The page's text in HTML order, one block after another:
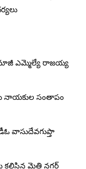
ఎమ్మెల్యే రాజయ్య
నాయకుల సంతాపం
వాసుదేవగుప్తా
కలిసిన మైత్రి నగర్